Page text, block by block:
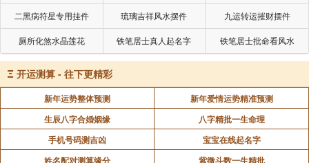
二黑病符星专用挂件 琉璃吉祥风水摆件 九运转运摧财摆件
厕所化煞水晶莲花 铁笔居士真人起名字 铁笔居士批命看风水
Ξ 开运测算 - 往下更精彩
新年运势整体预测
新年爱情运势精准预测
生辰八字合婚姻缘
八字精批一生命理
手机号码测吉凶
宝宝在线起名字
姓名配对测算缘分
紫微斗数一生精批